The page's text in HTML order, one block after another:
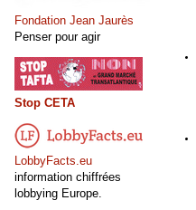
Fondation Jean Jaurès
Penser pour agir
Stop CETA
LobbyFacts.eu
information chiffrées
lobbying Europe.